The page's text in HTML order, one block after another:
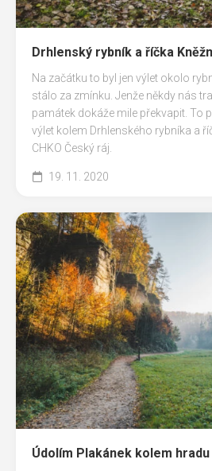
Drhlenský rybník a říčka
Na začátku to byl jen výlet okolo
stálo za zmínku. Jenže někdy nás
památek dokáže mile překvapit. To
výlet kolem Drhlenského rybníka a
CHKO Český ráj.
19. 11. 2020
Údolím Plakánek kolem